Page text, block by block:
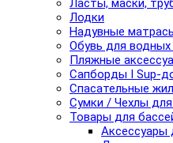
Ласты, маски,
Лодки
Надувные
Обувь для
Пляжные
Сапборды I Sup-
Спасательные
Сумки / Чехлы
Товары для
Аксессуары